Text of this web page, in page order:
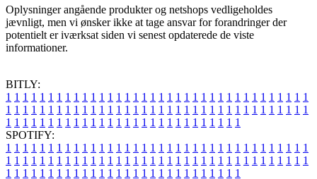
Oplysninger angående produkter og netshops vedligeholdes
jævnligt, men vi ønsker ikke at tage ansvar for forandringer der
potentielt er iværksat siden vi senest opdaterede de viste
informationer.
BITLY:
1 1 1 1 1 1 1 1 1 1 1 1 1 1 1 1 1 1 1 1 1 1 1 1 1 1 1 1 1 1 1 1 1 1 1 1
1 1 1 1 1 1 1 1 1 1 1 1 1 1 1 1 1 1 1 1 1 1 1 1 1 1 1 1 1 1 1 1 1 1 1 1
1 1 1 1 1 1 1 1 1 1 1 1 1 1 1 1 1 1 1 1 1 1 1 1 1 1 1 1
SPOTIFY:
1 1 1 1 1 1 1 1 1 1 1 1 1 1 1 1 1 1 1 1 1 1 1 1 1 1 1 1 1 1 1 1 1 1 1 1
1 1 1 1 1 1 1 1 1 1 1 1 1 1 1 1 1 1 1 1 1 1 1 1 1 1 1 1 1 1 1 1 1 1 1 1
1 1 1 1 1 1 1 1 1 1 1 1 1 1 1 1 1 1 1 1 1 1 1 1 1 1 1 1